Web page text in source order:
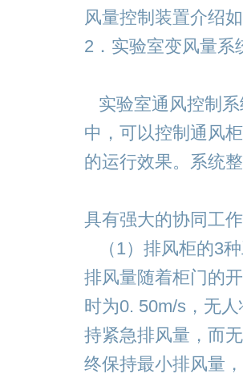
风量控制装置介绍
2．实验室变风量系
实验室通风控制
中，可以控制通风
的运行效果。系统
具有强大的协同工
（1）排风柜的3
排风量随着柜门的
时为0. 50m/s，无
持紧急排风量，而
终保持最小排风量